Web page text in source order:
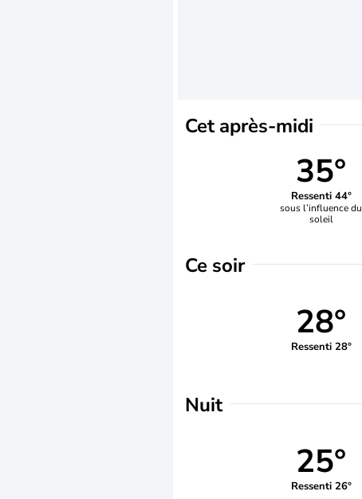
Cet après-midi
35°
Ressenti 44°
sous l’influence du
soleil
Ce soir
28°
Ressenti 28°
Nuit
25°
Ressenti 26°